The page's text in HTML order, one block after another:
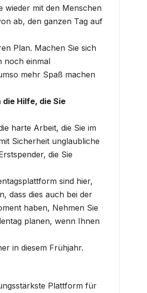
wieder mit den Menschen
ab, den ganzen Tag auf
Plan. Machen Sie sich
noch einmal
mehr Spaß machen
Hilfe, die Sie
harte Arbeit, die Sie im
Sicherheit unglaubliche
die Sie
sind hier,
dass dies auch bei der
haben, Nehmen Sie
planen, wenn Ihnen
in diesem Frühjahr.
Plattform für